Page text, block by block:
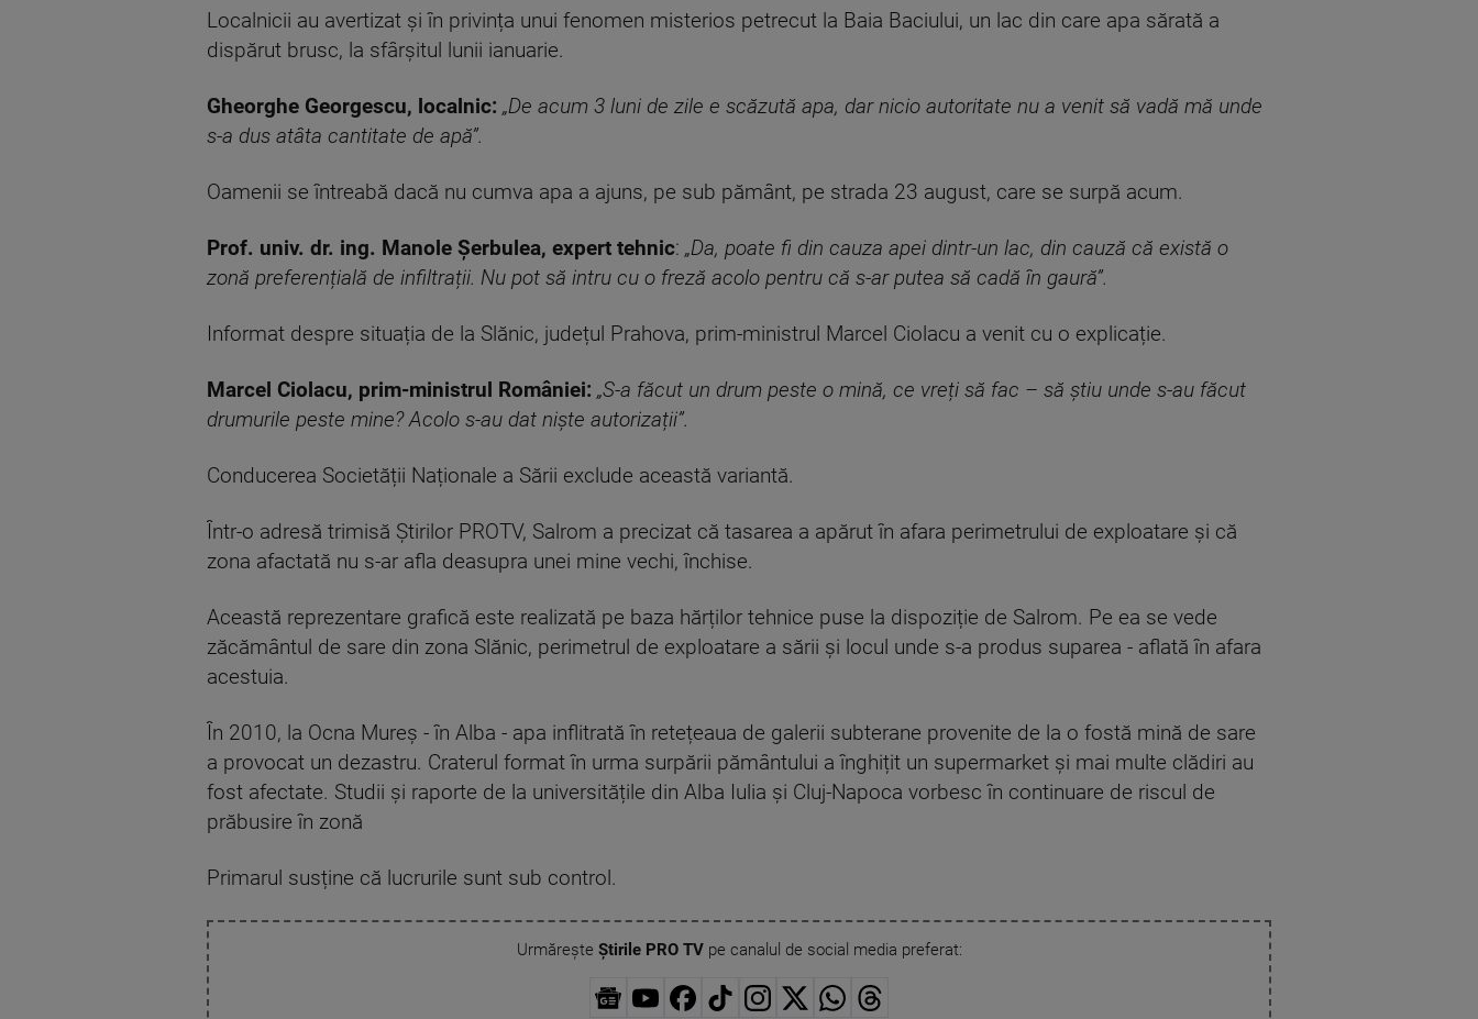
Localnicii au avertizat și în privința unui fenomen misterios petrecut la Baia Baciului, un lac din care apa sărată a
dispărut brusc, la sfârșitul lunii ianuarie.
Gheorghe Georgescu, localnic: „De acum 3 luni de zile e scăzută apa, dar nicio autoritate nu a venit să vadă mă unde
s-a dus atâta cantitate de apă”.
Oamenii se întreabă dacă nu cumva apa a ajuns, pe sub pământ, pe strada 23 august, care se surpă acum.
Prof. univ. dr. ing. Manole Șerbulea, expert tehnic: „Da, poate fi din cauza apei dintr-un lac, din cauză că există o
zonă preferențială de infiltrații. Nu pot să intru cu o freză acolo pentru că s-ar putea să cadă în gaură”.
Informat despre situația de la Slănic, județul Prahova, prim-ministrul Marcel Ciolacu a venit cu o explicație.
Marcel Ciolacu, prim-ministrul României: „S-a făcut un drum peste o mină, ce vreți să fac – să știu unde s-au făcut
drumurile peste mine? Acolo s-au dat niște autorizații”.
Conducerea Societății Naționale a Sării exclude această variantă.
Într-o adresă trimisă Știrilor PROTV, Salrom a precizat că tasarea a apărut în afara perimetrului de exploatare și că
zona afactată nu s-ar afla deasupra unei mine vechi, închise.
Această reprezentare grafică este realizată pe baza hărților tehnice puse la dispoziție de Salrom. Pe ea se vede
zăcământul de sare din zona Slănic, perimetrul de exploatare a sării și locul unde s-a produs suparea - aflată în afara
acestuia.
În 2010, la Ocna Mureș - în Alba - apa inflitrată în retețeaua de galerii subterane provenite de la o fostă mină de sare
a provocat un dezastru. Craterul format în urma surpării pământului a înghițit un supermarket și mai multe clădiri au
fost afectate. Studii și raporte de la universitățile din Alba Iulia și Cluj-Napoca vorbesc în continuare de riscul de
prăbusire în zonă
Primarul susține că lucrurile sunt sub control.
Urmărește Știrile PRO TVpe canalul de social media preferat: